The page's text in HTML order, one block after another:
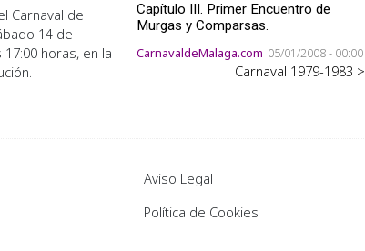
Carnaval de
14 de
horas, en la
Capítulo III. Primer Encuentro de
Murgas y Comparsas.
CarnavaldeMalaga.com 05/01/2008 - 00:00
Carnaval 1979-1983 >
Pie de página
Aviso Legal
Política de Cookies